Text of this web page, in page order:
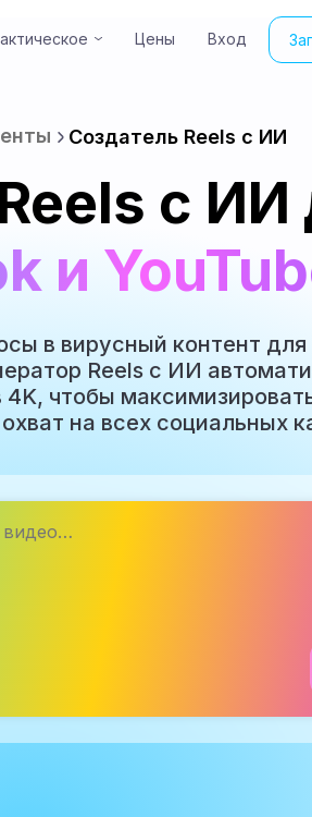
Цены Вход
Создатель Reels с ИИ
с ИИ
и
в вирусный контент
Reels с ИИ
чтобы
на всех социальных